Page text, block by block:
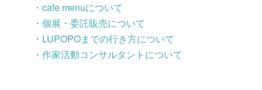
・cafe menuについて
・個展・委託販売について
・LUPOPOまでの行き方について
・作家活動コンサルタントについて